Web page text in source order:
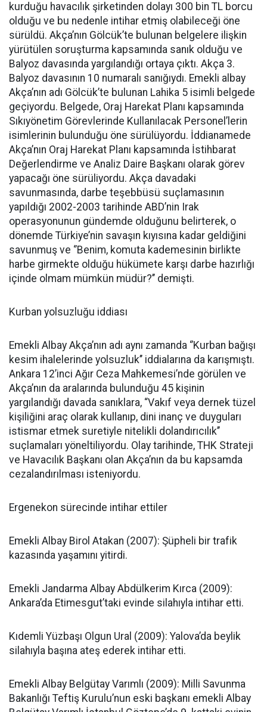
kurduğu havacılık şirketinden dolayı 300 bin TL borcu
olduğu ve bu nedenle intihar etmiş olabileceği öne
sürüldü. Akça’nın Gölcük’te bulunan belgelere ilişkin
yürütülen soruşturma kapsamında sanık olduğu ve
Balyoz davasında yargılandığı ortaya çıktı. Akça 3.
Balyoz davasının 10 numaralı sanığıydı. Emekli albay
Akça’nın adı Gölcük’te bulunan Lahika 5 isimli belgede
geçiyordu. Belgede, Oraj Harekat Planı kapsamında
Sıkıyönetim Görevlerinde Kullanılacak Personel’lerin
isimlerinin bulunduğu öne sürülüyordu. İddianamede
Akça’nın Oraj Harekat Planı kapsamında İstihbarat
Değerlendirme ve Analiz Daire Başkanı olarak görev
yapacağı öne sürüliyordu. Akça davadaki
savunmasında, darbe teşebbüsü suçlamasının
yapıldığı 2002-2003 tarihinde ABD’nin Irak
operasyonunun gündemde olduğunu belirterek, o
dönemde Türkiye’nin savaşın kıyısına kadar geldiğini
savunmuş ve ‘’Benim, komuta kademesinin birlikte
harbe girmekte olduğu hükümete karşı darbe hazırlığı
içinde olmam mümkün müdür?’’ demişti.
Kurban yolsuzluğu iddiası
Emekli Albay Akça’nın adı aynı zamanda ‘’Kurban bağışı
kesim ihalelerinde yolsuzluk’’ iddialarına da karışmıştı.
Ankara 12’inci Ağır Ceza Mahkemesi’nde görülen ve
Akça’nın da aralarında bulunduğu 45 kişinin
yargılandığı davada sanıklara, “Vakıf veya dernek tüzel
kişiliğini araç olarak kullanıp, dini inanç ve duyguları
istismar etmek suretiyle nitelikli dolandırıcılık’’
suçlamaları yöneltiliyordu. Olay tarihinde, THK Strateji
ve Havacılık Başkanı olan Akça’nın da bu kapsamda
cezalandırılması isteniyordu.
Ergenekon sürecinde intihar ettiler
Emekli Albay Birol Atakan (2007): Şüpheli bir trafik
kazasında yaşamını yitirdi.
Emekli Jandarma Albay Abdülkerim Kırca (2009):
Ankara’da Etimesgut’taki evinde silahıyla intihar etti.
Kıdemli Yüzbaşı Olgun Ural (2009): Yalova’da beylik
silahıyla başına ateş ederek intihar etti.
Emekli Albay Belgütay Varımlı (2009): Milli Savunma
Bakanlığı Teftiş Kurulu’nun eski başkanı emekli Albay